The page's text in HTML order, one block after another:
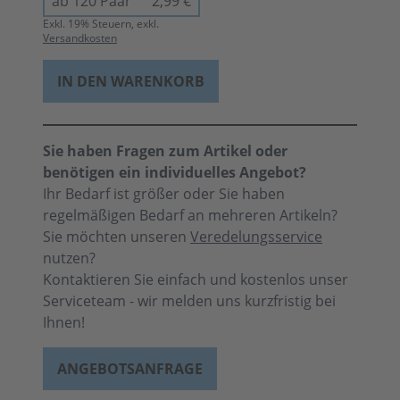
Exkl. 19% Steuern, exkl.
Versandkosten
IN DEN WARENKORB
Sie haben Fragen zum Artikel oder
benötigen ein individuelles Angebot?
Ihr Bedarf ist größer oder Sie haben
regelmäßigen Bedarf an mehreren Artikeln?
Sie möchten unseren Veredelungsservice
nutzen?
Kontaktieren Sie einfach und kostenlos unser
Serviceteam - wir melden uns kurzfristig bei
Ihnen!
ANGEBOTSANFRAGE